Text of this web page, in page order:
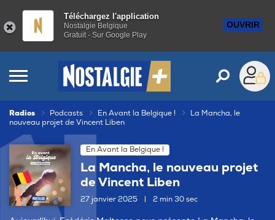
Téléchargez l'application
Nostalgie Belgique
Gratuit - Sur Google Play
OUVRIR
Radios Podcasts En Avant la Belgique !
La Mancha, le
nouveau projet de Vincent Liben
En Avant la Belgique !
La Mancha, le nouveau projet
de Vincent Liben
27 janvier 2025 2 min 30 sec